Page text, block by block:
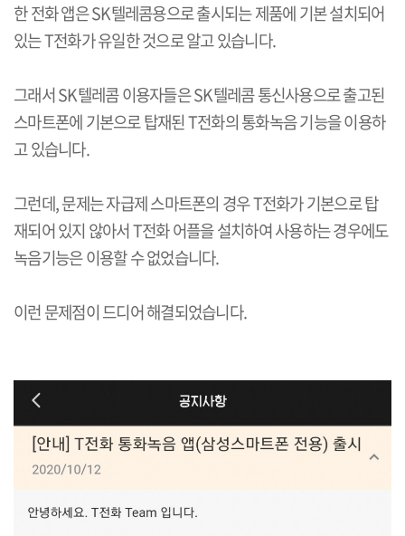
한 전화 앱은SK텔레콤용으로 출시되는 제품에 기본 설치되어
있는T전화가 유일한 것으로 알고 있습니다.
그래서SK텔레콤 이용자들은SK텔레콤 통신사용으로 출고된
스마트폰에 기본으로 탑재된T전화의 통화녹음 기능을 이용하
고 있습니다.
그런데,문제는 자급제 스마트폰의 경우T전화가 기본으로 탑
재되어 있지 않아서T전화 어플을 설치하여 사용하는 경우에도
녹음기능은 이용할 수 없었습니다.
이런 문제점이 드디어 해결되었습니다.